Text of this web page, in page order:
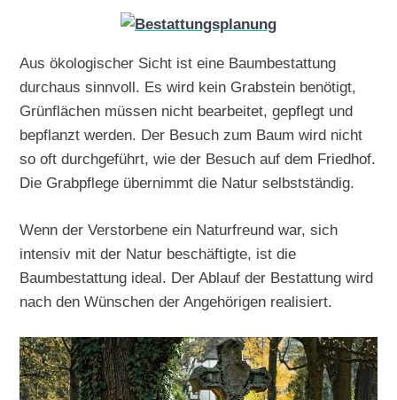
Aus ökologischer Sicht ist eine Baumbestattung
durchaus sinnvoll. Es wird kein Grabstein benötigt,
Grünflächen müssen nicht bearbeitet, gepflegt und
bepflanzt werden. Der Besuch zum Baum wird nicht
so oft durchgeführt, wie der Besuch auf dem Friedhof.
Die Grabpflege übernimmt die Natur selbstständig.
Wenn der Verstorbene ein Naturfreund war, sich
intensiv mit der Natur beschäftigte, ist die
Baumbestattung ideal. Der Ablauf der Bestattung wird
nach den Wünschen der Angehörigen realisiert.